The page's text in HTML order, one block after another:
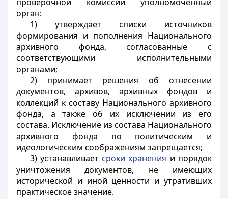
орган:
1) утверждает списки источников
формирования и пополнения Национального
архивного фонда, согласованные с
соответствующими исполнительными
органами;
2) принимает решения об отнесении
документов, архивов, архивных фондов и
коллекций к составу Национального архивного
фонда, а также об их исключении из его
состава. Исключение из состава Национального
архивного фонда по политическим и
идеологическим соображениям запрещается;
3) устанавливает сроки хранения и порядок
уничтожения документов, не имеющих
исторической и иной ценности и утративших
практическое значение.